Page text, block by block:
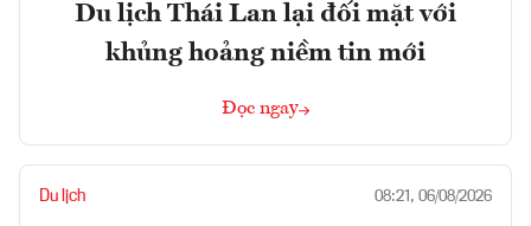
Du lịch Thái Lan lại đối mặt với
khủng hoảng niềm tin mới
Đọc ngay
Du lịch 08:21, 06/08/2026